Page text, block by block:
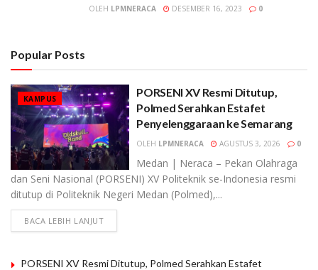
OLEH LPMNERACA DESEMBER 16, 2023 0
Popular Posts
KAMPUS
PORSENI XV Resmi Ditutup,
Polmed Serahkan Estafet
Penyelenggaraan ke Semarang
OLEH LPMNERACA AGUSTUS 3, 2026 0
Medan | Neraca – Pekan Olahraga
dan Seni Nasional (PORSENI) XV Politeknik se-Indonesia resmi
ditutup di Politeknik Negeri Medan (Polmed),...
BACA LEBIH LANJUT
PORSENI XV Resmi Ditutup, Polmed Serahkan Estafet